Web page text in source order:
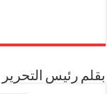
بقلم رئيس التحرير